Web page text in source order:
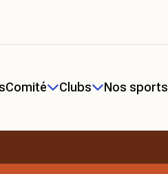
Comité Clubs Nos sports